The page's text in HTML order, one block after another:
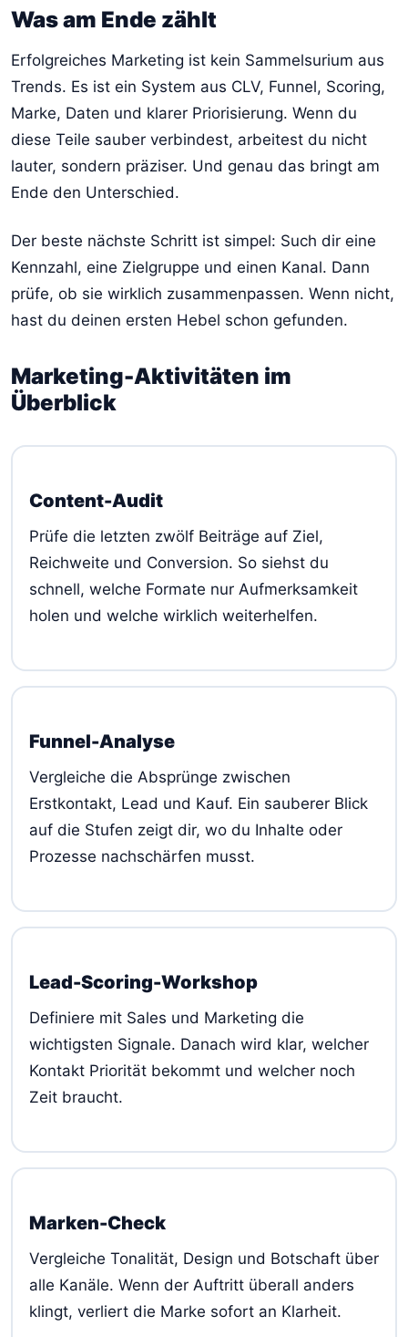
Was am Ende zählt
Erfolgreiches Marketing ist kein Sammelsurium aus
Trends. Es ist ein System aus CLV, Funnel, Scoring,
Marke, Daten und klarer Priorisierung. Wenn du
diese Teile sauber verbindest, arbeitest du nicht
lauter, sondern präziser. Und genau das bringt am
Ende den Unterschied.
Der beste nächste Schritt ist simpel: Such dir eine
Kennzahl, eine Zielgruppe und einen Kanal. Dann
prüfe, ob sie wirklich zusammenpassen. Wenn nicht,
hast du deinen ersten Hebel schon gefunden.
Marketing-Aktivitäten im
Überblick
Content-Audit
Prüfe die letzten zwölf Beiträge auf Ziel,
Reichweite und Conversion. So siehst du
schnell, welche Formate nur Aufmerksamkeit
holen und welche wirklich weiterhelfen.
Funnel-Analyse
Vergleiche die Absprünge zwischen
Erstkontakt, Lead und Kauf. Ein sauberer Blick
auf die Stufen zeigt dir, wo du Inhalte oder
Prozesse nachschärfen musst.
Lead-Scoring-Workshop
Definiere mit Sales und Marketing die
wichtigsten Signale. Danach wird klar, welcher
Kontakt Priorität bekommt und welcher noch
Zeit braucht.
Marken-Check
Vergleiche Tonalität, Design und Botschaft über
alle Kanäle. Wenn der Auftritt überall anders
klingt, verliert die Marke sofort an Klarheit.